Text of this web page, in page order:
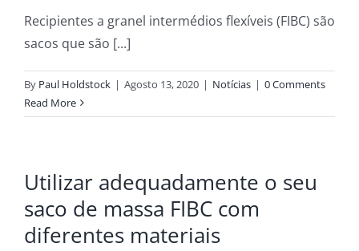
Recipientes a granel intermédios flexíveis (FIBC) são
sacos que são [...]
By Paul Holdstock | Agosto 13, 2020 | Notícias | 0 Comments
Read More
Utilizar adequadamente o seu
saco de massa FIBC com
diferentes materiais